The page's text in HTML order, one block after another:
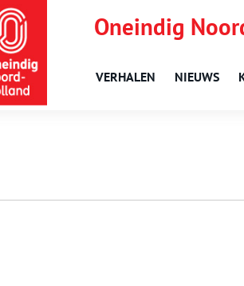
Oneindig
VERHALEN NIEUWS